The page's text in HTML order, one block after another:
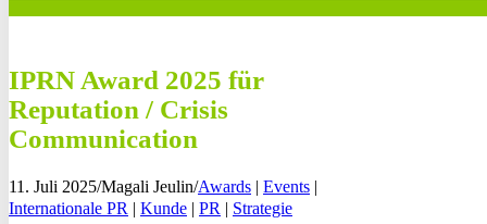
IPRN Award 2025 für
Reputation / Crisis
Communication
11. Juli 2025/Magali Jeulin/Awards | Events |
Internationale PR | Kunde | PR | Strategie